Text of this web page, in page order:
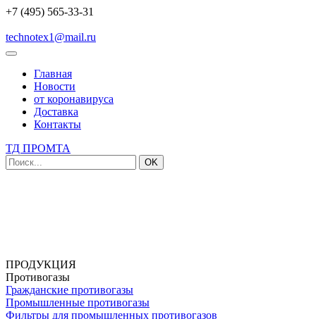
+7 (495) 565-33-31
technotex1@mail.ru
Главная
Новости
от коронавируса
Доставка
Контакты
ТД ПРОМТА
OK
ПРОДУКЦИЯ
Противогазы
Гражданские противогазы
Промышленные противогазы
Фильтры для промышленных противогазов